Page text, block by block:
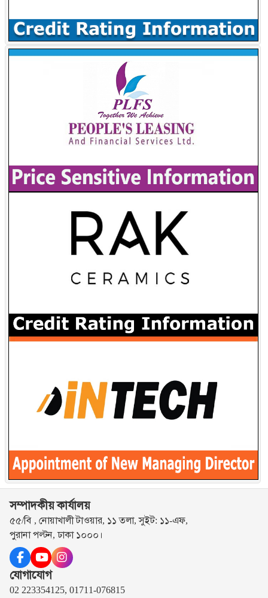
সম্পাদকীয় কার্যালয়
৫৫/বি , নোয়াখালী টাওয়ার, ১১ তলা, সুইট: ১১-এফ,
পুরানা পল্টন, ঢাকা ১০০০।
যোগাযোগ
02 223354125, 01711-076815